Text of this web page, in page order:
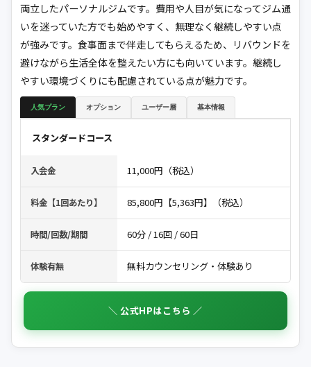
両立したパーソナルジムです。費用や人目が気になってジム通
いを迷っていた方でも始めやすく、無理なく継続しやすい点
が強みです。食事面まで伴走してもらえるため、リバウンドを
避けながら生活全体を整えたい方にも向いています。継続し
やすい環境づくりにも配慮されている点が魅力です。
人気プラン オプション ユーザー層 基本情報
スタンダードコース
入会金 11,000円（税込）
料金【1回あたり】 85,800円【5,363円】（税込）
時間/回数/期間 60分 / 16回 / 60日
体験有無 無料カウンセリング・体験あり
＼ 公式HPはこちら ／